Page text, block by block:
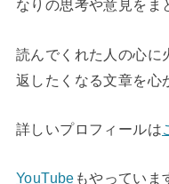
なりの思考や意見をま
読んでくれた人の心に
返したくなる文章を心
詳しいプロフィールは
YouTube もやっていま